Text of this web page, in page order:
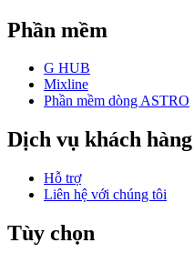
Phần mềm
G HUB
Mixline
Phần mềm dòng ASTRO
Dịch vụ khách hàng
Hỗ trợ
Liên hệ với chúng tôi
Tùy chọn